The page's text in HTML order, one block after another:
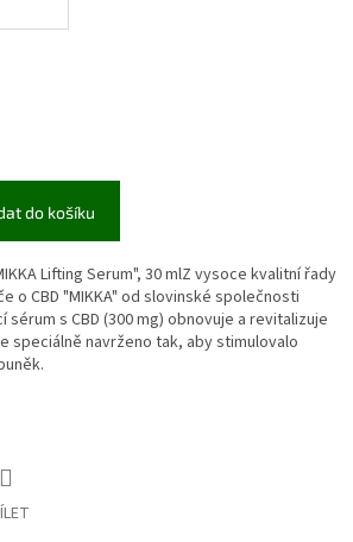
do košíku
Lifting Serum", 30 mlZ vysoce kvalitní řady
o CBD "MIKKA" od slovinské společnosti
sérum s CBD (300 mg) obnovuje a revitalizuje
speciálně navrženo tak, aby stimulovalo